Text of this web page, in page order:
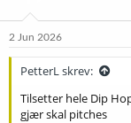
2 Jun 2026
PetterL skrev:
Tilsetter hele Dip
gjær skal pitches